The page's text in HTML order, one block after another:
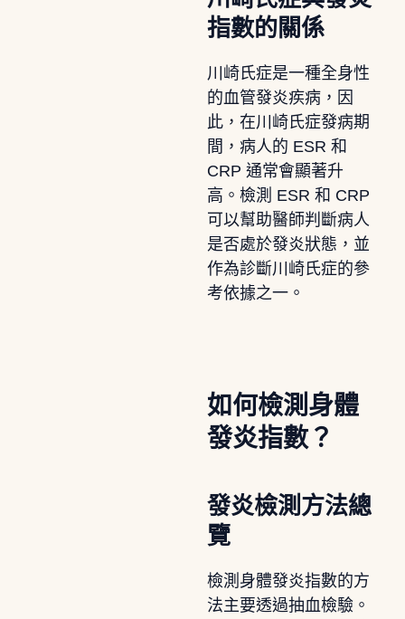
指數的關係
川崎氏症是一種全身性
的血管發炎疾病，因
此，在川崎氏症發病期
間，病人的 ESR 和
CRP 通常會顯著升
高。檢測 ESR 和 CRP
可以幫助醫師判斷病人
是否處於發炎狀態，並
作為診斷川崎氏症的參
考依據之一。
如何檢測身體
發炎指數？
發炎檢測方法總
覽
檢測身體發炎指數的方
法主要透過抽血檢驗。